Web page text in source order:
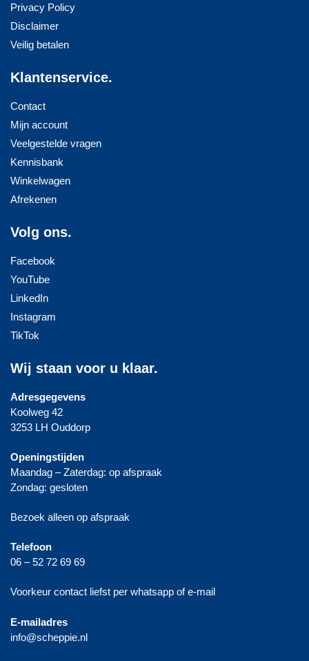
Privacy Policy
Disclaimer
Veilig betalen
Klantenservice.
Contact
Mijn account
Veelgestelde vragen
Kennisbank
Winkelwagen
Afrekenen
Volg ons.
Facebook
YouTube
LinkedIn
Instagram
TikTok
Wij staan voor u klaar.
Adresgegevens
Koolweg 42
3253 LH Ouddorp
Openingstijden
Maandag – Zaterdag: op afspraak
Zondag: gesloten
Bezoek alleen op afspraak
Telefoon
06 – 52 72 69 69
Voorkeur contact liefst per whatsapp of e-mail
E-mailadres
info@scheppie.nl